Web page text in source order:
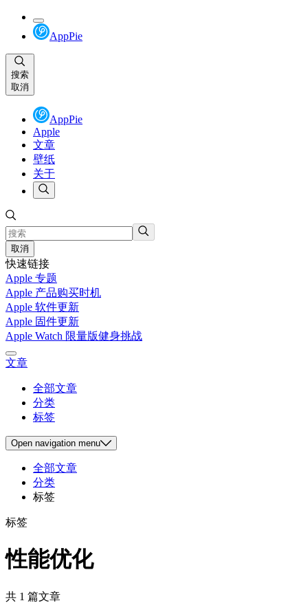
AppPie
搜索
取消
AppPie
Apple
文章
壁纸
关于
取消
快速链接
Apple 专题
Apple 产品购买时机
Apple 软件更新
Apple 固件更新
Apple Watch 限量版健身挑战
文章
全部文章
分类
标签
Open navigation menu
全部文章
分类
标签
标签
性能优化
共 1 篇文章